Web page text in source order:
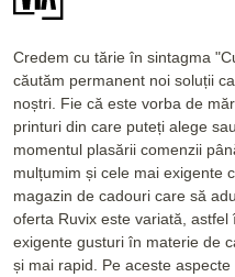
Credem cu tărie în sintagma
căutăm permanent noi soluții
noștri. Fie că este vorba de
printuri din care puteți alege
momentul plasării comenzii
mulțumim și cele mai exigente
magazin de cadouri care să
oferta Ruvix este variată,
exigente gusturi în materie de
și mai rapid. Pe aceste